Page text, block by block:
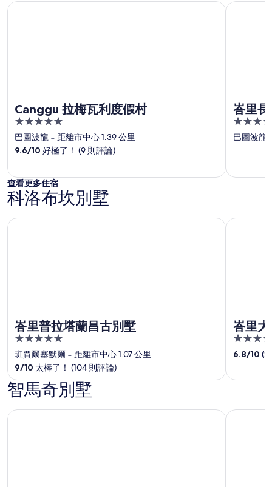
Canggu 拉梅瓦利度假村
5
out
of
巴圖波龍 ‐ 距離市中心 1.39 公里
9.6/10 好極了！ (9 則評論)
Canggu 拉梅瓦利度假村
峇里
5
out
巴圖波龍
峇里長谷
查看更多住宿
科洛布坎別墅
峇里普拉塔蘭昌古別墅
5
out
of
5
班賈爾塞默爾 ‐ 距離市中心 1.07 公里
9/10 太棒了！ (104 則評論)
峇里普拉塔蘭昌古別墅
峇里
4
out
5
6.8/10
峇里大凱
智馬奇別墅
Dune Seseh 飯店 烏達拉峇